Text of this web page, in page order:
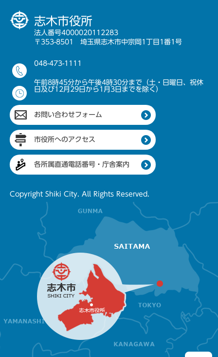
志木市役所
法人番号4000020112283
〒353-8501 埼玉県志木市中宗岡1丁目1番1号
048-473-1111
午前8時45分から午後4時30分まで（土・日曜日、祝休
日及び12月29日から1月3日までを除く）
お問い合わせフォーム
市役所へのアクセス
各所属直通電話番号・庁舎案内
Copyright Shiki City. All Rights Reserved.